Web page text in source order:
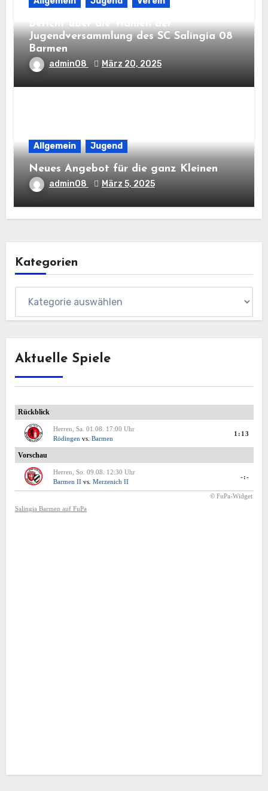
Bericht über die Wahlen der
Jugendversammlung des SC Salingia 08
Barmen
admin08 März 20, 2025
Allgemein Jugend
Neues Angebot für die ganz Kleinen
admin08 März 5, 2025
Kategorien
Aktuelle Spiele